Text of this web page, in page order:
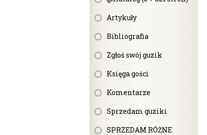
Artykuły
Bibliografia
Zgłoś swój guzik
Księga gości
Komentarze
Sprzedam guziki
SPRZEDAM RÓŻNE